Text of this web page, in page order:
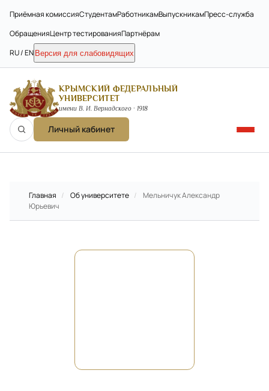
Приёмная комиссияСтудентамРаботникамВыпускникамПресс-служба
ОбращенияЦентр тестированияПартнёрам
RU / EN Версия для слабовидящих
КРЫМСКИЙ ФЕДЕРАЛЬНЫЙ
УНИВЕРСИТЕТ
имени В. И. Вернадского · 1918
Личный кабинет
Главная / Об университете /
Мельничук Александр
Юрьевич